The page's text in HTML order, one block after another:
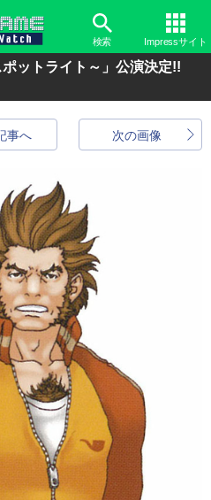
検索 Impressサイト
ットライト～」公演決定!!
次の画像
事へ